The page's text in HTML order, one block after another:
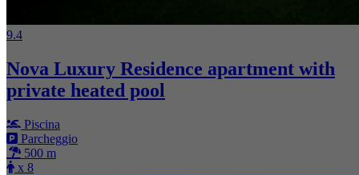
9.4
Nova Luxury Residence apartment with
private heated pool
Piscina
Parcheggio
500 m
x 8